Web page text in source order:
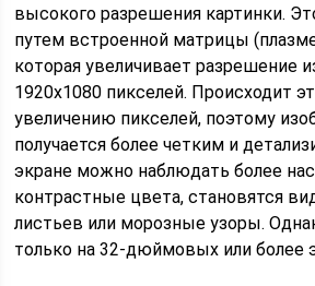
высокого разрешения картинки.
путем встроенной матрицы
которая увеличивает разрешение
1920х1080 пикселей. Происходит
увеличению пикселей, поэтому
получается более четким и
экране можно наблюдать более
контрастные цвета, становятся
листьев или морозные узоры.
только на 32-дюймовых или более